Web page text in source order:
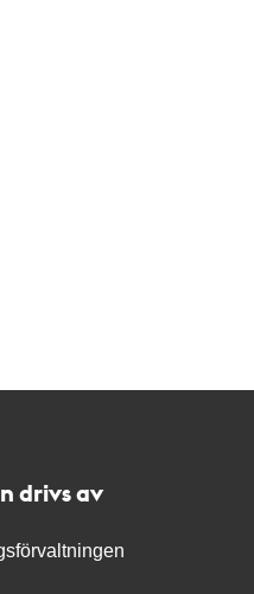
drivs av